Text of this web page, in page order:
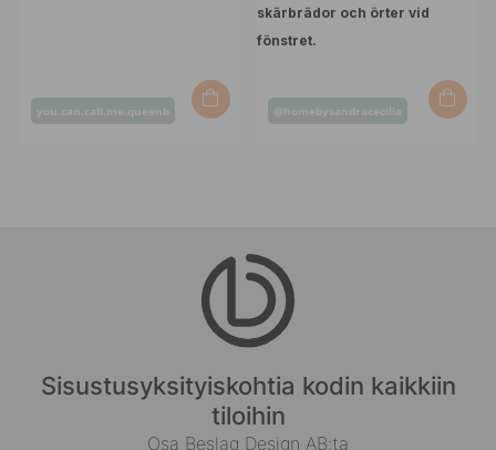
Inlägg
you.can.call.me.queenb
Inlägg
@homebysandracecilia
Sisustusyksityiskohtia kodin kaikkiin
tiloihin
Osa Beslag Design AB:ta